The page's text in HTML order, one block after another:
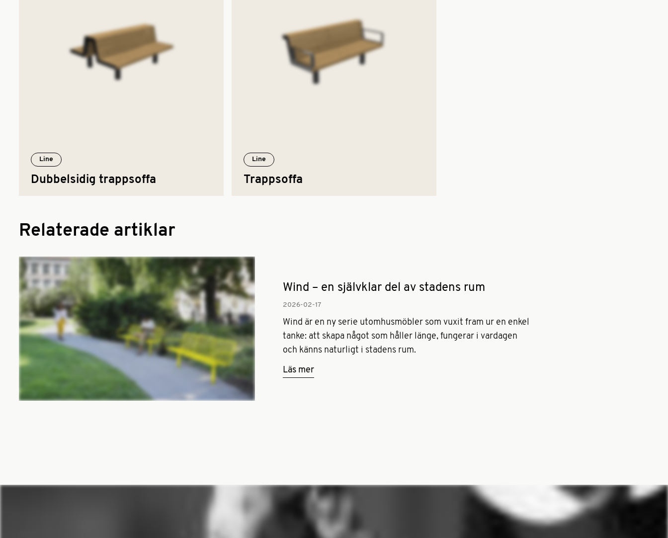
Line
Dubbelsidig trappsoffa
Line
Trappsoffa
Relaterade artiklar
Wind – en självklar del av stadens rum
2026-02-17­
Wind är en ny serie utomhusmöbler som vuxit fram ur en enkel
tanke: att skapa något som håller länge, fungerar i vardagen
och känns naturligt i stadens rum.
Läs mer